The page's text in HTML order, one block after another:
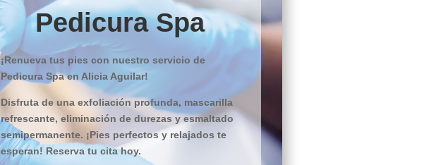
Pedicura Spa
¡Renueva tus pies con nuestro servicio de
Pedicura Spa en Alicia Aguilar!
Disfruta de una exfoliación profunda, mascarilla
refrescante, eliminación de durezas y esmaltado
semipermanente. ¡Pies perfectos y relajados te
esperan! Reserva tu cita hoy.